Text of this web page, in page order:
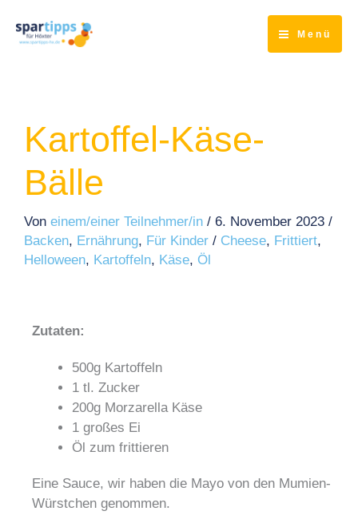
Inhalt
springen
Menü
Kartoffel-Käse-
Bälle
Von einem/einer Teilnehmer/in / 6. November 2023 /
Backen, Ernährung, Für Kinder / Cheese, Frittiert,
Helloween, Kartoffeln, Käse, Öl
Zutaten:
500g Kartoffeln
1 tl. Zucker
200g Morzarella Käse
1 großes Ei
Öl zum frittieren
Eine Sauce, wir haben die Mayo von den Mumien-
Würstchen genommen.